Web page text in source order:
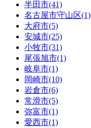
半田市(41)
名古屋市守山区(1)
大府市(5)
安城市(25)
小牧市(31)
尾張旭市(1)
岐阜市(1)
岡崎市(10)
岩倉市(6)
常滑市(5)
弥富市(1)
愛西市(1)